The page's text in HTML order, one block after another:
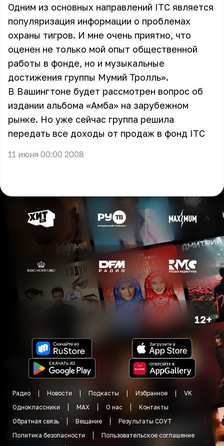
Одним из основных направлений ITC является
популяризация информации о проблемах
охраны тигров. И мне очень приятно, что
оценен не только мой опыт общественной
работы в фонде, но и музыкальные
достижения группы Мумий Тролль».
В Вашингтоне будет рассмотрен вопрос об
издании альбома «Амба» на зарубежном
рынке. Но уже сейчас группа решила
передать все доходы от продаж в фонд ITC
11 июня 00:00 2008
12+
Радио Новости Подкасты Избранное
VK
Одноклассники
MAX О нас
Контакты
Обратная связь
Вещание
Результаты СОУТ
Политика безопасности
Пользовательское соглашение